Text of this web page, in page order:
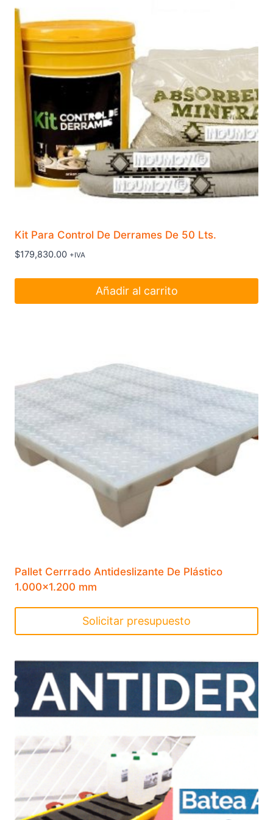
Kit Para Control De Derrames De 50 Lts.
$179,830.00 +IVA
Añadir al carrito
Pallet Cerrrado Antideslizante De Plástico
1.000×1.200 mm
Solicitar presupuesto
producto
tiene
múltiples
variantes.
opciones
se
elegir